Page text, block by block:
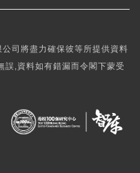
司將盡力確保彼等所提供資料
誤,資料如有錯漏而令閣下蒙受